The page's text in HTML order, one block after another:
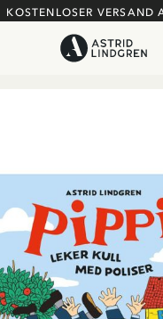
KOSTENLOSER VERSAND